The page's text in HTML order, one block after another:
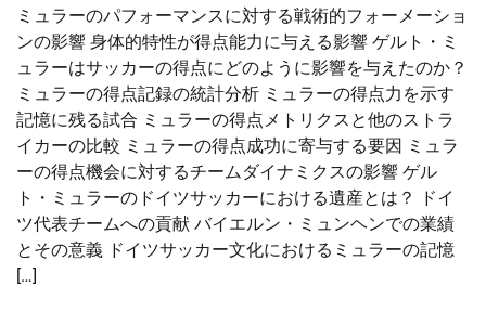
ミュラーのパフォーマンスに対する戦術的フォーメーショ
ンの影響 身体的特性が得点能力に与える影響 ゲルト・ミ
ュラーはサッカーの得点にどのように影響を与えたのか？
ミュラーの得点記録の統計分析 ミュラーの得点力を示す
記憶に残る試合 ミュラーの得点メトリクスと他のストラ
イカーの比較 ミュラーの得点成功に寄与する要因 ミュラ
ーの得点機会に対するチームダイナミクスの影響 ゲル
ト・ミュラーのドイツサッカーにおける遺産とは？ ドイ
ツ代表チームへの貢献 バイエルン・ミュンヘンでの業績
とその意義 ドイツサッカー文化におけるミュラーの記憶
[…]